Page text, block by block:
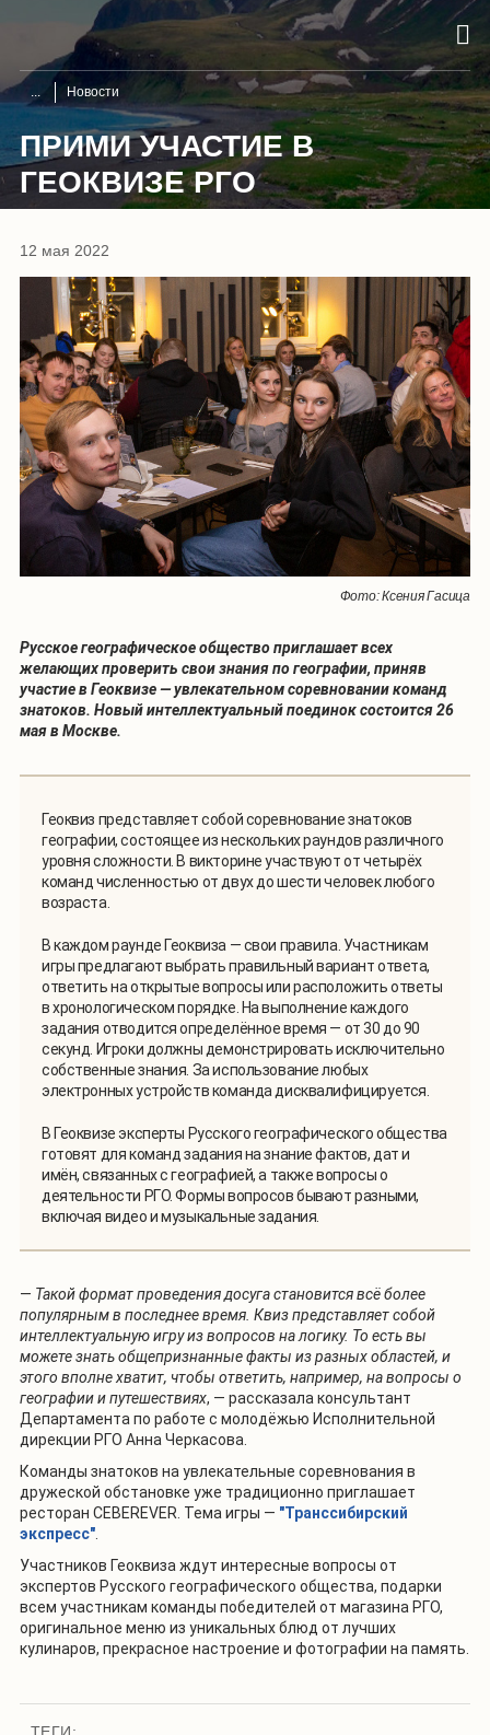
Новости
ПРИМИ УЧАСТИЕ В
ГЕОКВИЗЕ РГО
12 мая 2022
Фото: Ксения Гасица
Русское географическое общество приглашает всех
желающих проверить свои знания по географии, приняв
участие в Геоквизе — увлекательном соревновании команд
знатоков. Новый интеллектуальный поединок состоится 26
мая в Москве.
Геоквиз представляет собой соревнование знатоков
географии, состоящее из нескольких раундов различного
уровня сложности. В викторине участвуют от четырёх
команд численностью от двух до шести человек любого
возраста.
В каждом раунде Геоквиза — свои правила. Участникам
игры предлагают выбрать правильный вариант ответа,
ответить на открытые вопросы или расположить ответы
в хронологическом порядке. На выполнение каждого
задания отводится определённое время — от 30 до 90
секунд. Игроки должны демонстрировать исключительно
собственные знания. За использование любых
электронных устройств команда дисквалифицируется.
В Геоквизе эксперты Русского географического общества
готовят для команд задания на знание фактов, дат и
имён, связанных с географией, а также вопросы о
деятельности РГО. Формы вопросов бывают разными,
включая видео и музыкальные задания.
— Такой формат проведения досуга становится всё более
популярным в последнее время. Квиз представляет собой
интеллектуальную игру из вопросов на логику. То есть вы
можете знать общепризнанные факты из разных областей, и
этого вполне хватит, чтобы ответить, например, на вопросы о
географии и путешествиях, — рассказала консультант
Департамента по работе с молодёжью Исполнительной
дирекции РГО Анна Черкасова.
Команды знатоков на увлекательные соревнования в
дружеской обстановке уже традиционно приглашает
ресторан СEВEREVER. Тема игры — "Транссибирский
экспресс"
Участников Геоквиза ждут интересные вопросы от
экспертов Русского географического общества, подарки
всем участникам команды победителей от магазина РГО,
оригинальное меню из уникальных блюд от лучших
кулинаров, прекрасное настроение и фотографии на память.
ТЕГИ: